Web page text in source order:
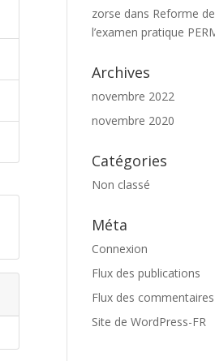
zorse dans Reforme de
l’examen pratique
Archives
novembre 2022
novembre 2020
Catégories
Non classé
Méta
Connexion
Flux des publications
Flux des commentaires
Site de WordPress-FR